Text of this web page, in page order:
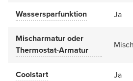
Wassersparfunktion Ja
Mischarmatur oder
Thermostat-Armatur
Coolstart Ja